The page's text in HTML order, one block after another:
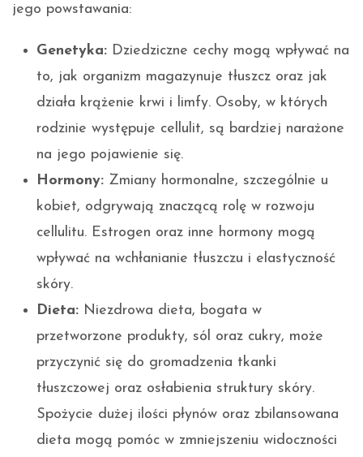
jego powstawania:
Genetyka: Dziedziczne cechy mogą wpływać na
to, jak organizm magazynuje tłuszcz oraz jak
działa krążenie krwi i limfy. Osoby, w których
rodzinie występuje cellulit, są bardziej narażone
na jego pojawienie się.
Hormony: Zmiany hormonalne, szczególnie u
kobiet, odgrywają znaczącą rolę w rozwoju
cellulitu. Estrogen oraz inne hormony mogą
wpływać na wchłanianie tłuszczu i elastyczność
skóry.
Dieta: Niezdrowa dieta, bogata w
przetworzone produkty, sól oraz cukry, może
przyczynić się do gromadzenia tkanki
tłuszczowej oraz osłabienia struktury skóry.
Spożycie dużej ilości płynów oraz zbilansowana
dieta mogą pomóc w zmniejszeniu widoczności